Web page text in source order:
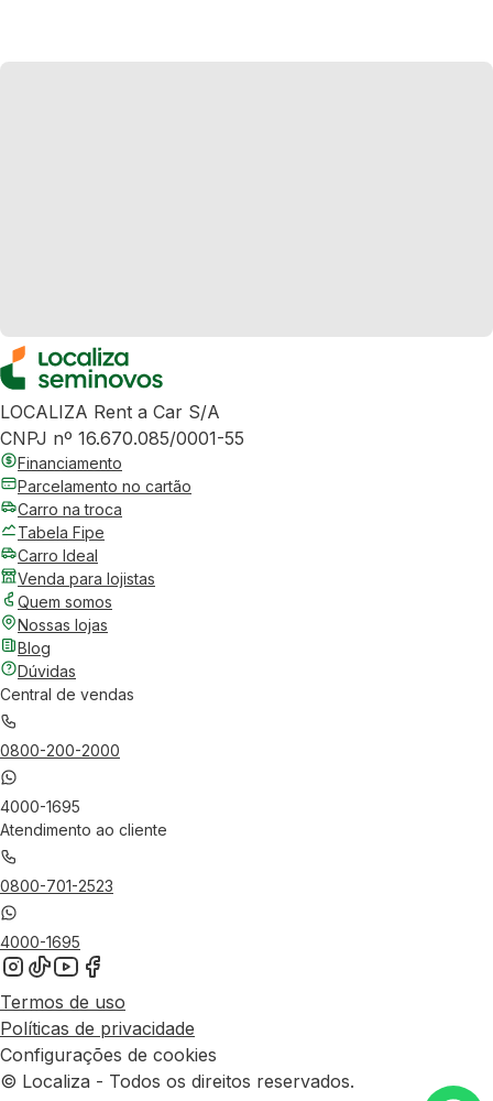
LOCALIZA Rent a Car S/A
CNPJ nº 16.670.085/0001-55
Financiamento
Parcelamento no cartão
Carro na troca
Tabela Fipe
Carro Ideal
Venda para lojistas
Quem somos
Nossas lojas
Blog
Dúvidas
Central de vendas
0800-200-2000
4000-1695
Atendimento ao cliente
0800-701-2523
4000-1695
Termos de uso
Políticas de privacidade
Configurações de cookies
© Localiza - Todos os direitos reservados.